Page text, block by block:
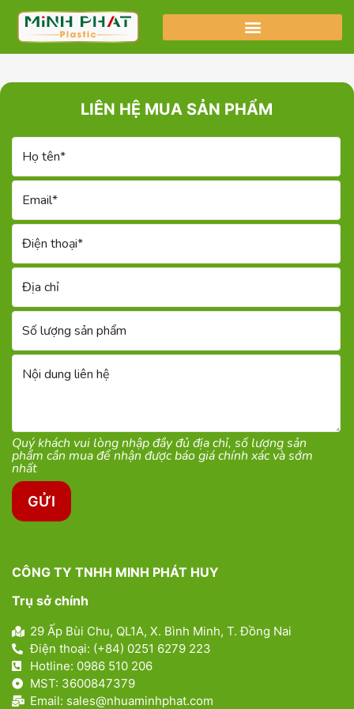
LIÊN HỆ MUA SẢN PHẨM
Quý khách vui lòng ​nhập đầy đủ địa chỉ, số lượng sản
phẩm cần mua để nhận được báo giá chính xác và sớm
nhất
CÔNG TY TNHH MINH PHÁT HUY
Trụ sở chính
29 Ấp Bùi Chu, QL1A, X. Bình Minh, T. Đồng Nai
Điện thoại: (+84) 0251 6279 223
Hotline: 0986 510 206
MST: 3600847379
Email: sales@nhuaminhphat.com